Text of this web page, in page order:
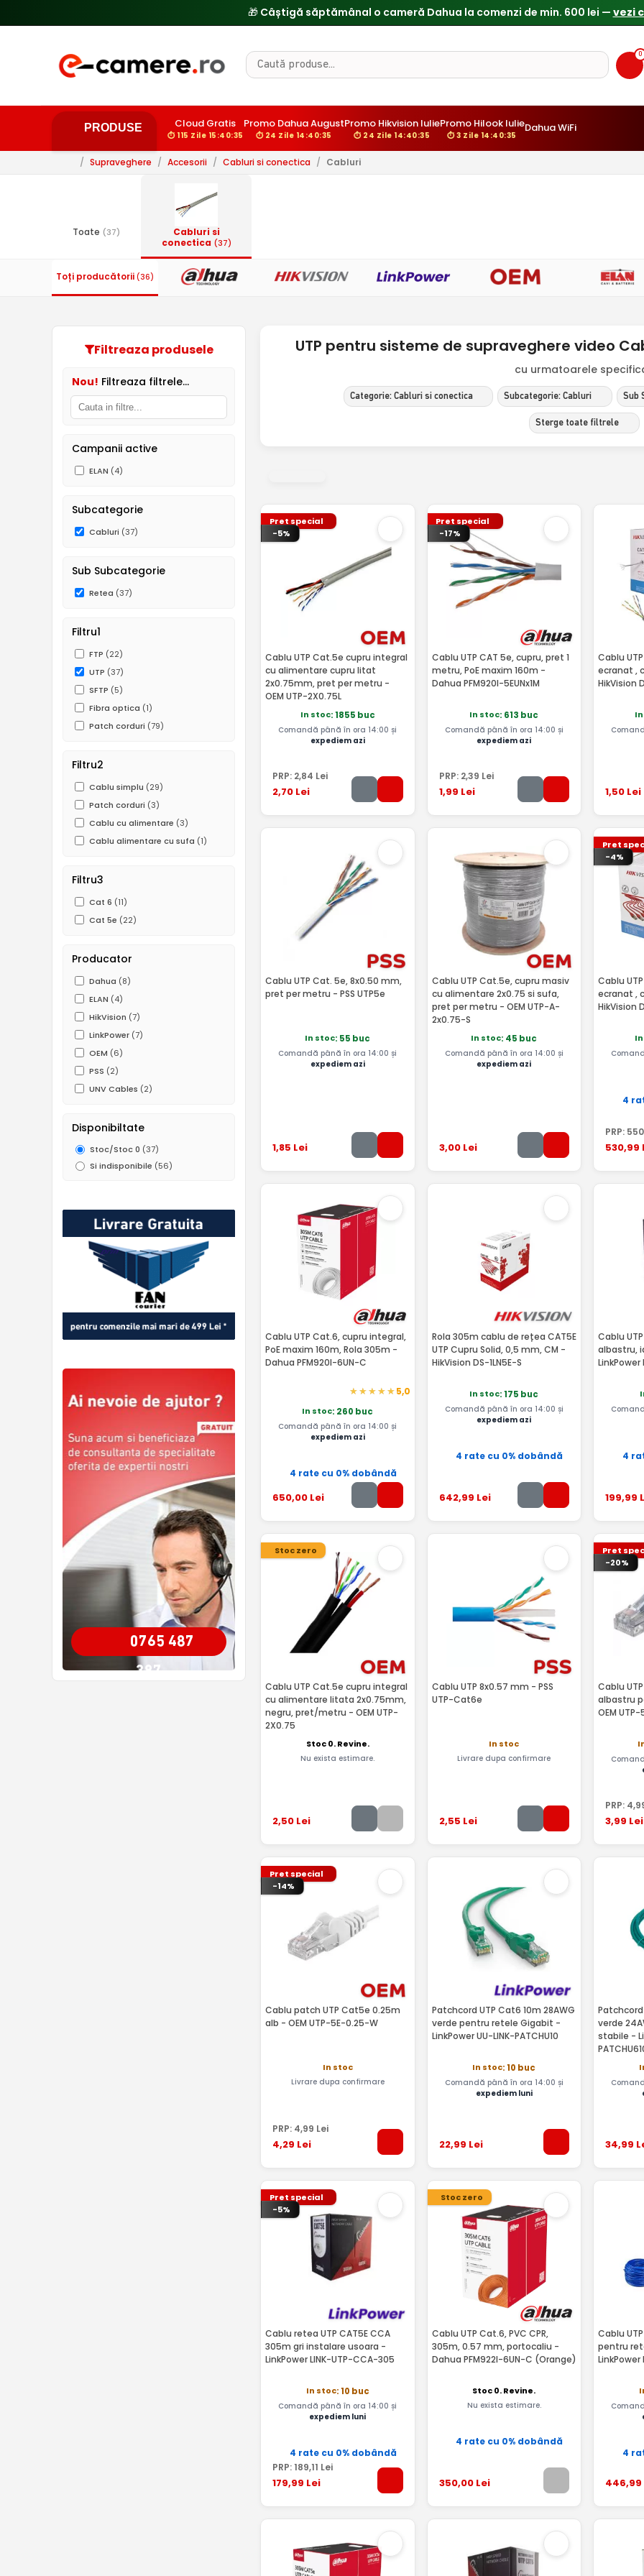
0
PRODUSE Cloud Gratis
⏱ 115 Zile 15:40:34
Promo Dahua August
⏱ 24 Zile 14:40:34
Promo Hikvision Iulie
⏱ 24 Zile 14:40:34
Promo Hilook Iulie
⏱ 3 Zile 14:40:34
Dahua WiFi
/ Supraveghere / Accesorii / Cabluri si conectica / Cabluri
Toate (37)
Cabluri si
conectica (37)
Toți producătorii (36)
Filtreaza produsele
Nou! Filtreaza filtrele...
Campanii active
ELAN (4)
Subcategorie
Cabluri (37)
Sub Subcategorie
Retea (37)
Filtru1
FTP (22)
UTP (37)
SFTP (5)
Fibra optica (1)
Patch corduri (79)
Filtru2
Cablu simplu (29)
Patch corduri (3)
Cablu cu alimentare (3)
Cablu alimentare cu sufa (1)
Filtru3
Cat 6 (11)
Cat 5e (22)
Producator
Dahua (8)
ELAN (4)
HikVision (7)
LinkPower (7)
OEM (6)
PSS (2)
UNV Cables (2)
Disponibiltate
Stoc/Stoc 0 (37)
Si indisponibile (56)
0765 487
387
UTP pentru sisteme de supraveghere video
cu urmatoarele
Categorie: Cabluri si conectica Subcategorie: Cabluri Sub
Sterge toate filtrele
Pret special
-5%
Cablu UTP Cat.5e cupru integral
cu alimentare cupru litat
2x0.75mm, pret per metru -
OEM UTP-2X0.75L
In stoc: 1855 buc
Comandă până în ora 14:00 și
expediem azi
PRP: 2,84 Lei
2,70 Lei
Pret special
-17%
Cablu UTP CAT 5e, cupru, pret 1
metru, PoE maxim 160m -
Dahua PFM920I-5EUNx1M
In stoc: 613 buc
Comandă până în ora 14:00 și
expediem azi
PRP: 2,39 Lei
1,99 Lei
Cablu
ecranat ,
HikVision
1,50 Lei
Cablu UTP Cat. 5e, 8x0.50 mm,
pret per metru - PSS UTP5e
In stoc: 55 buc
Comandă până în ora 14:00 și
expediem azi
1,85 Lei
Cablu UTP Cat.5e, cupru masiv
cu alimentare 2x0.75 si sufa,
pret per metru - OEM UTP-A-
2x0.75-S
In stoc: 45 buc
Comandă până în ora 14:00 și
expediem azi
3,00Lei
Pret
-4%
Cablu
ecranat ,
HikVision
4
PRP: 550
530,99
Cablu UTP Cat.6, cupru integral,
PoE maxim 160m, Rola 305m -
Dahua PFM920I-6UN-C
5,0
In stoc: 260 buc
Comandă până în ora 14:00 și
expediem azi
4 rate cu 0% dobândă
650,00 Lei
Rola 305m cablu de rețea CAT5E
UTP Cupru Solid, 0,5 mm, CM -
HikVision DS-1LN5E-S
In stoc: 175 buc
Comandă până în ora 14:00 și
expediem azi
4 rate cu 0% dobândă
642,99 Lei
Cablu
albastru,
LinkPower
4
199,99
Stoc zero
Cablu UTP Cat.5e cupru integral
cu alimentare litata 2x0.75mm,
negru, pret/metru - OEM UTP-
2X0.75
Stoc 0. Revine.
Nu exista estimare.
2,50 Lei
Cablu UTP 8x0.57 mm - PSS
UTP-Cat6e
In stoc
Livrare dupa confirmare
2,55 Lei
Pret
-20%
Cablu
albastru
OEM
PRP: 4
3,99 Lei
Pret special
-14%
Cablu patch UTP Cat5e 0.25m
alb - OEM UTP-5E-0.25-W
In stoc
Livrare dupa confirmare
PRP: 4,99 Lei
4,29 Lei
Patchcord UTP Cat6 10m 28AWG
verde pentru retele Gigabit -
LinkPower UU-LINK-PATCHU10
In stoc: 10 buc
Comandă până în ora 14:00 și
expediem luni
22,99 Lei
verde
stabile -
34,99
Pret special
-5%
Cablu retea UTP CAT5E CCA
305m gri instalare usoara -
LinkPower LINK-UTP-CCA-305
In stoc: 10 buc
Comandă până în ora 14:00 și
expediem luni
4 rate cu 0% dobândă
PRP: 189,11 Lei
179,99 Lei
Stoc zero
Cablu UTP Cat.6, PVC CPR,
305m, 0.57 mm, portocaliu -
Dahua PFM922I-6UN-C (Orange)
Stoc 0. Revine.
Nu exista estimare.
4 rate cu 0% dobândă
350,00Lei
Cablu
pentru
LinkPower
4
446,99